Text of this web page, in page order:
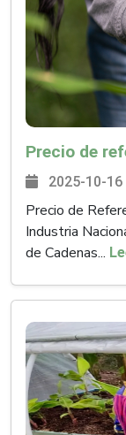
2025-10-16
Precio de
Industria
de Cadenas...